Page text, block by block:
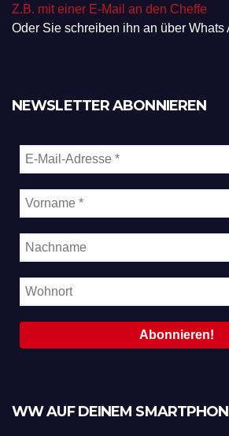
Z.B. mit einer E-Mail an den Cheffe
Oder Sie schreiben ihn an über Whats
NEWSLETTER ABONNIEREN
WW AUF DEINEM